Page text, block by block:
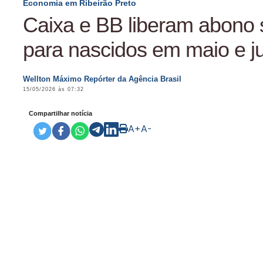
Economia em Ribeirão Preto
Caixa e BB liberam abono
para nascidos em maio e
Wellton Máximo Repórter da Agência Brasil
15/05/2026 às 07:32
Compartilhar notícia
A+A-